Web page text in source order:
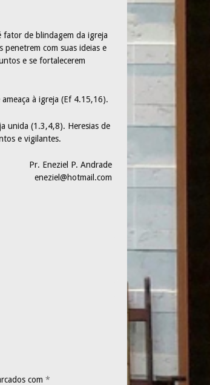
fator de blindagem da igreja
penetrem com suas ideias e
e se fortalecerem
à igreja (Ef 4.15,16).
unida (1.3,4,8). Heresias de
e vigilantes.
Pr. Eneziel P. Andrade
eneziel@hotmail.com
com*